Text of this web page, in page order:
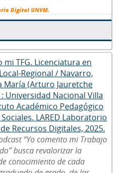
Digital UNVM.
mi TFG. Licenciatura en
Regional / Navarro,
María (Arturo Jauretche
: Universidad Nacional Villa
Académico Pedagógico
LARED Laboratorio
Recursos Digitales, 2025.
“Yo comento mi Trabajo
busca revalorizar la
conocimiento de cada